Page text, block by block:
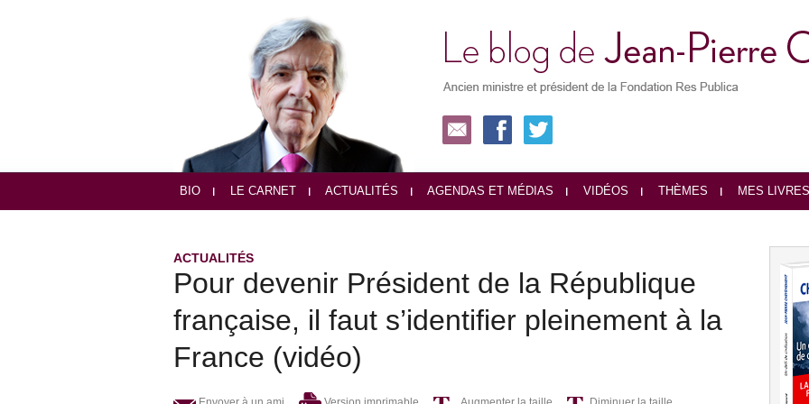
BIO LE CARNET ACTUALITÉS AGENDAS ET MÉDIAS VIDÉOS THÈMES MES LIVRES
ACTUALITÉS
Pour devenir Président de la République
française, il faut s’identifier pleinement à la
France (vidéo)